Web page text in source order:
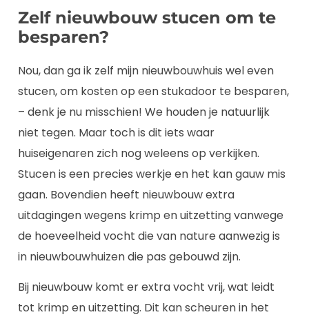
Zelf nieuwbouw stucen om te
besparen?
Nou, dan ga ik zelf mijn nieuwbouwhuis wel even
stucen, om kosten op een stukadoor te besparen,
– denk je nu misschien! We houden je natuurlijk
niet tegen. Maar toch is dit iets waar
huiseigenaren zich nog weleens op verkijken.
Stucen is een precies werkje en het kan gauw mis
gaan. Bovendien heeft nieuwbouw extra
uitdagingen wegens krimp en uitzetting vanwege
de hoeveelheid vocht die van nature aanwezig is
in nieuwbouwhuizen die pas gebouwd zijn.
Bij nieuwbouw komt er extra vocht vrij, wat leidt
tot krimp en uitzetting. Dit kan scheuren in het